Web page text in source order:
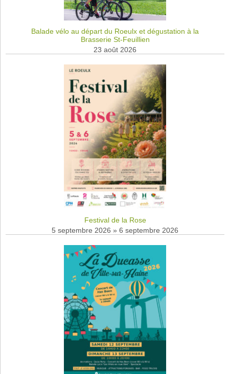
Balade vélo au départ du Roeulx et dégustation à la
Brasserie St-Feuillien
23 août 2026
Festival de la Rose
5 septembre 2026 » 6 septembre 2026